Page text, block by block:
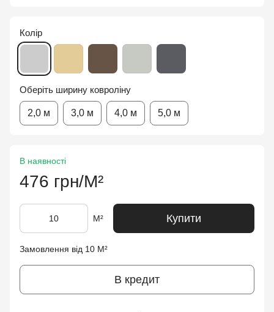
Колір
Оберіть ширину ковроліну
2,0 м 3,0 м 4,0 м 5,0 м
В наявності
476 грн/М²
М² Купити
Замовлення від 10 М²
В кредит